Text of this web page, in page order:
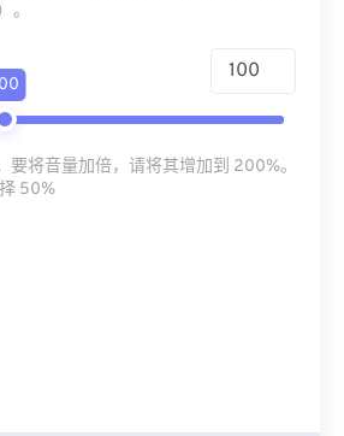
。
要将音量加倍，请将其增加到 200%。
50%